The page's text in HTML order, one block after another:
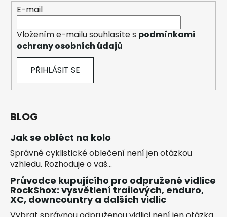
E-mail
Vložením e-mailu souhlasíte s podmínkami
ochrany osobních údajů
PŘIHLÁSIT SE
BLOG
Jak se obléct na kolo
Správné cyklistické oblečení není jen otázkou
vzhledu. Rozhoduje o vaš...
Průvodce kupujícího pro odpružené vidlice
RockShox: vysvětlení trailových, enduro,
XC, downcountry a dalších vidlic